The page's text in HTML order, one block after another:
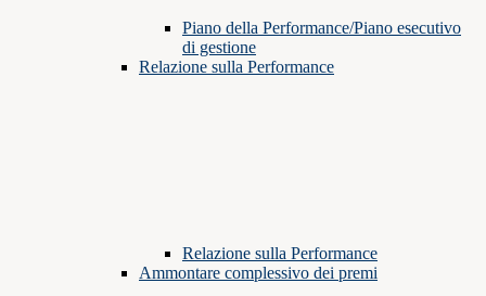
Piano della Performance/Piano esecutivo
di gestione
Relazione sulla Performance
Relazione sulla Performance
Ammontare complessivo dei premi